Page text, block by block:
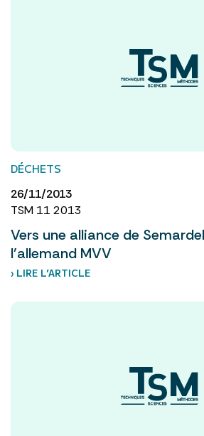
DÉCHETS
26/11/2013
TSM 11 2013
Vers une alliance de
l’allemand MVV
› LIRE L’ARTICLE